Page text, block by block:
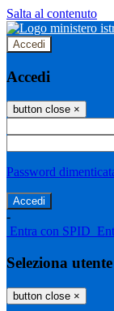
Salta al contenuto
Accedi
Accedi
button close ×
Password
-
Entra con SPID
Seleziona utente
button close ×